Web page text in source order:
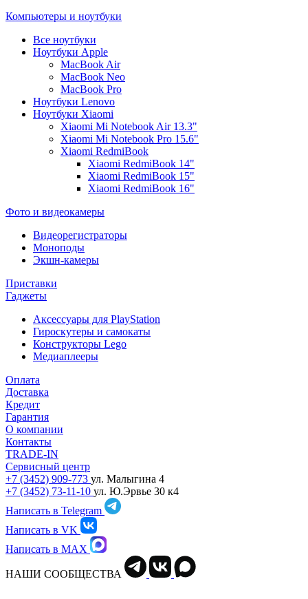
Компьютеры и ноутбуки
Все ноутбуки
Ноутбуки Apple
MacBook Air
MacBook Neo
MacBook Pro
Ноутбуки Lenovo
Ноутбуки Xiaomi
Xiaomi Mi Notebook Air 13.3"
Xiaomi Mi Notebook Pro 15.6"
Xiaomi RedmiBook
Xiaomi RedmiBook 14"
Xiaomi RedmiBook 15"
Xiaomi RedmiBook 16"
Фото и видеокамеры
Видеорегистраторы
Моноподы
Экшн-камеры
Приставки
Гаджеты
Аксессуары для PlayStation
Гироскутеры и самокаты
Конструкторы Lego
Медиаплееры
Оплата
Доставка
Кредит
Гарантия
О компании
Контакты
TRADE-IN
Сервисный центр
+7 (3452) 909-773 ул. Малыгина 4
+7 (3452) 73-11-10 ул. Ю.Эрвье 30 к4
Написать в Telegram
Написать в VK
Написать в MAX
НАШИ СООБЩЕСТВА